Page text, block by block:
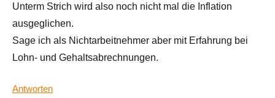
Unterm Strich wird also noch nicht mal die Inflation
ausgeglichen.
Sage ich als Nichtarbeitnehmer aber mit Erfahrung bei
Lohn- und Gehaltsabrechnungen.
Antworten